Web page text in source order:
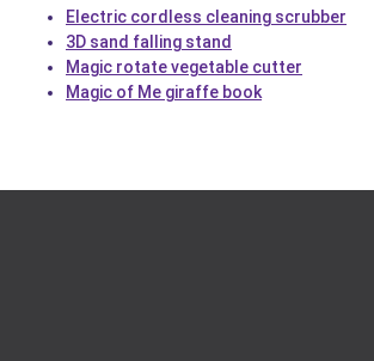
Electric cordless cleaning scrubber
3D sand falling stand
Magic rotate vegetable cutter
Magic of Me giraffe book